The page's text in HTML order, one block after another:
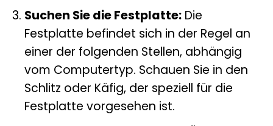
Suchen Sie die Festplatte:Die
Festplatte befindet sich in der Regel an
einer der folgenden Stellen, abhängig
vom Computertyp. Schauen Sie in den
Schlitz oder Käfig, der speziell für die
Festplatte vorgesehen ist.